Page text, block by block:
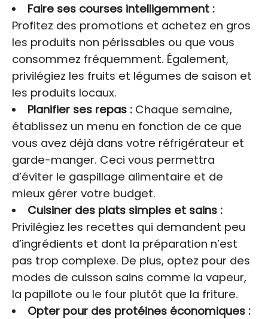
Faire ses courses intelligemment :
Profitez des promotions et achetez en gros
les produits non périssables ou que vous
consommez fréquemment. Également,
privilégiez les fruits et légumes de saison et
les produits locaux.
Planifier ses repas :Chaque semaine,
établissez un menu en fonction de ce que
vous avez déjà dans votre réfrigérateur et
garde-manger. Ceci vous permettra
d’éviter le gaspillage alimentaire et de
mieux gérer votre budget.
Cuisiner des plats simples et sains :
Privilégiez les recettes qui demandent peu
d’ingrédients et dont la préparation n’est
pas trop complexe. De plus, optez pour des
modes de cuisson sains comme la vapeur,
la papillote ou le four plutôt que la friture.
Opter pour des protéines économiques :